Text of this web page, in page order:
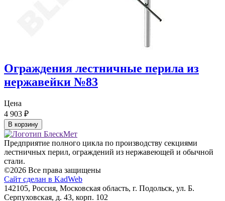
Ограждения лестничные перила из
нержавейки №83
Цена
4 903 ₽
В корзину
Предприятие полного цикла по производству секциями
лестничных перил, ограждений из нержавеющей и обычной
стали.
©2026 Все права защищены
Сайт сделан в KadWeb
142105, Россия, Московская область, г. Подольск, ул. Б.
Серпуховская, д. 43, корп. 102